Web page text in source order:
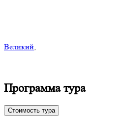
Великий,
Программа тура
Стоимость тура